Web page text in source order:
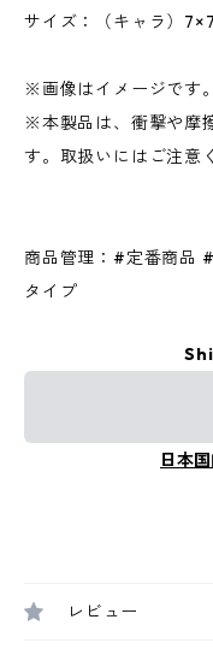
サイズ：（キャラ）
※画像はイメージです。
※本製品は、衝撃や摩
す。取扱いにはご注意
商品管理：#定番商品
タイプ
日本
レビュー